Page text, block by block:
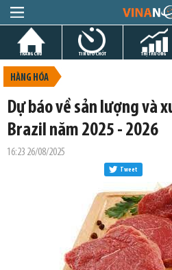
TRANG CHỦ TIN GIỜ CHÓT THỊ TRƯỜNG
HÀNG HÓA
Dự báo về sản lượng và
Brazil năm 2025 - 2026
16:23 26/08/2025
Tweet